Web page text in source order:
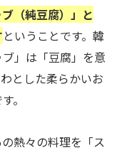
ブ（純豆腐）」と
ということです。韓
」は「豆腐」を意
とした柔らかいお
。
熱々の料理を「ス